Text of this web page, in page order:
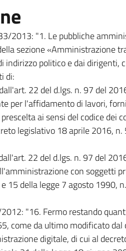
2013: "1. Le pubbliche
sezione «Amministrazione
indirizzo politico e dai
di:
22 del d.lgs. n. 97 del
per l'affidamento di lavori,
ai sensi del codice dei
legislativo 18 aprile 2016,
22 del d.lgs. n. 97 del
con soggetti
15 della legge 7 agosto 1990,
"16. Fermo restando
come da ultimo modificato
digitale, di cui al